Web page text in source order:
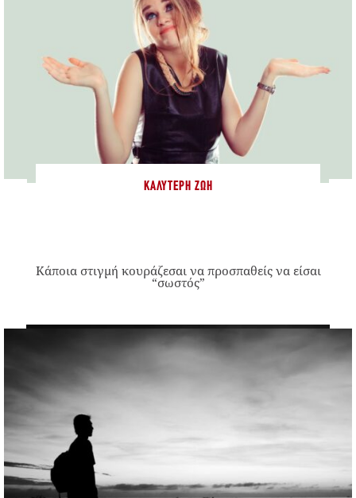
ΚΑΛΎΤΕΡΗ ΖΩΉ
Κάποια στιγμή κουράζεσαι να προσπαθείς να είσαι
“σωστός”